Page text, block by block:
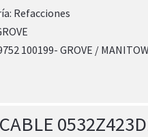
Refacciones
100199- GROVE /